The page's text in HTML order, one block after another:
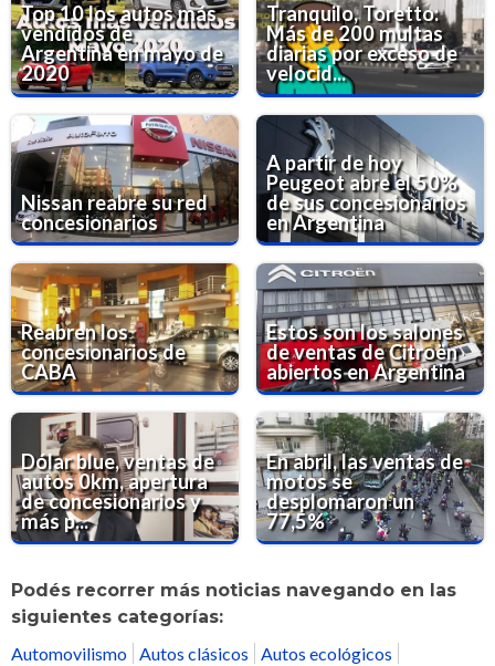
Top 10 los autos más
vendidos de
Argentina en mayo de
2020
Tranquilo, Toretto:
Más de 200 multas
diarias por exceso de
velocid...
Nissan reabre su red
concesionarios
A partir de hoy
Peugeot abre el 50%
de sus concesionarios
en Argentina
Reabren los
concesionarios de
CABA
Estos son los salones
de ventas de Citroën
abiertos en Argentina
Dólar blue, ventas de
autos 0km, apertura
de concesionarios y
más p...
En abril, las ventas de
motos se
desplomaron un
77,5%
Podés recorrer más noticias navegando en las
siguientes categorías:
Automovilismo Autos clásicos
Autos ecológicos